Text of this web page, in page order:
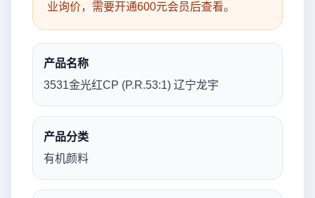
业询价，需要开通600元会员后查看。
产品名称
3531金光红CP (P.R.53:1) 辽宁龙宇
产品分类
有机颜料